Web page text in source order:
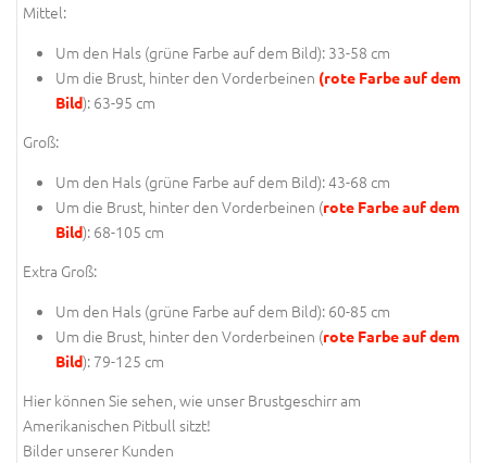
Mittel:
Um den Hals (grüne Farbe auf dem Bild): 33-58 cm
Um die Brust, hinter den Vorderbeinen (rote Farbe auf dem
Bild): 63-95 cm
Groß:
Um den Hals (grüne Farbe auf dem Bild): 43-68 cm
Um die Brust, hinter den Vorderbeinen (rote Farbe auf dem
Bild): 68-105 cm
Extra Groß:
Um den Hals (grüne Farbe auf dem Bild): 60-85 cm
Um die Brust, hinter den Vorderbeinen (rote Farbe auf dem
Bild): 79-125 cm
Hier können Sie sehen, wie unser Brustgeschirr am
Amerikanischen Pitbull sitzt!
Bilder unserer Kunden